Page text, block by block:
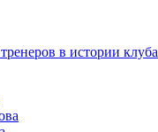
в истории клуба